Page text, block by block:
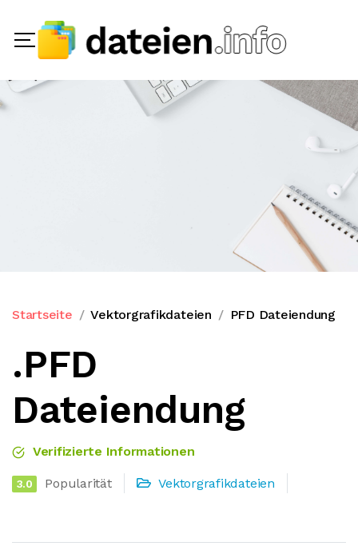
Startseite Vektorgrafikdateien PFD Dateiendung
.PFD
Dateiendung
Verifizierte Informationen
3.0 Popularität Vektorgrafikdateien